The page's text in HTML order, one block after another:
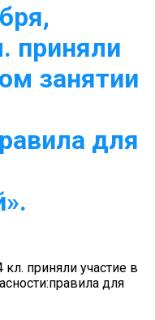
приняли
занятии
для
приняли участие в
для